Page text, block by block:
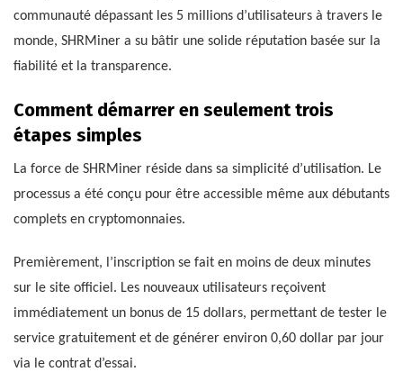
communauté dépassant les 5 millions d’utilisateurs à travers le
monde, SHRMiner a su bâtir une solide réputation basée sur la
fiabilité et la transparence.
Comment démarrer en seulement trois
étapes simples
La force de SHRMiner réside dans sa simplicité d’utilisation. Le
processus a été conçu pour être accessible même aux débutants
complets en cryptomonnaies.
Premièrement, l’inscription se fait en moins de deux minutes
sur le site officiel. Les nouveaux utilisateurs reçoivent
immédiatement un bonus de 15 dollars, permettant de tester le
service gratuitement et de générer environ 0,60 dollar par jour
via le contrat d’essai.